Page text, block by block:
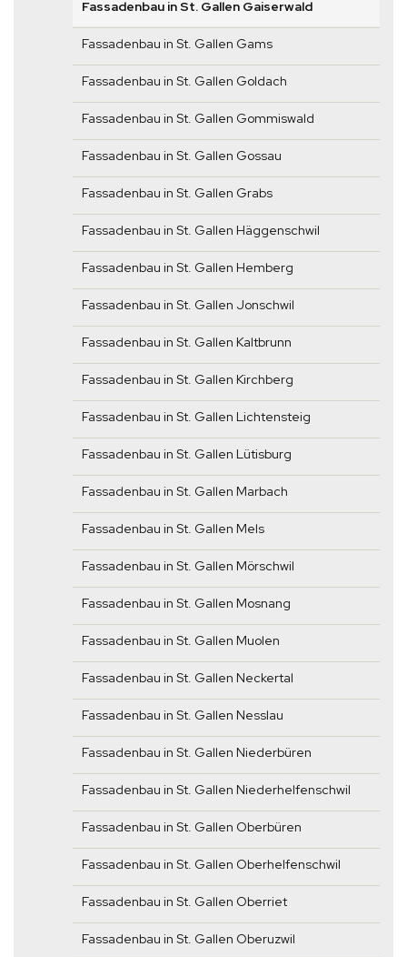
Fassadenbau in St. Gallen Gaiserwald
Fassadenbau in St. Gallen Gams
Fassadenbau in St. Gallen Goldach
Fassadenbau in St. Gallen Gommiswald
Fassadenbau in St. Gallen Gossau
Fassadenbau in St. Gallen Grabs
Fassadenbau in St. Gallen Häggenschwil
Fassadenbau in St. Gallen Hemberg
Fassadenbau in St. Gallen Jonschwil
Fassadenbau in St. Gallen Kaltbrunn
Fassadenbau in St. Gallen Kirchberg
Fassadenbau in St. Gallen Lichtensteig
Fassadenbau in St. Gallen Lütisburg
Fassadenbau in St. Gallen Marbach
Fassadenbau in St. Gallen Mels
Fassadenbau in St. Gallen Mörschwil
Fassadenbau in St. Gallen Mosnang
Fassadenbau in St. Gallen Muolen
Fassadenbau in St. Gallen Neckertal
Fassadenbau in St. Gallen Nesslau
Fassadenbau in St. Gallen Niederbüren
Fassadenbau in St. Gallen Niederhelfenschwil
Fassadenbau in St. Gallen Oberbüren
Fassadenbau in St. Gallen Oberhelfenschwil
Fassadenbau in St. Gallen Oberriet
Fassadenbau in St. Gallen Oberuzwil